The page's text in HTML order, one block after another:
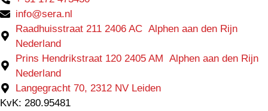
info@sera.nl
Raadhuisstraat 211 2406 AC Alphen aan den Rijn
Nederland
Prins Hendrikstraat 120 2405 AM Alphen aan den Rijn
Nederland
Langegracht 70, 2312 NV Leiden
KvK: 280.95481